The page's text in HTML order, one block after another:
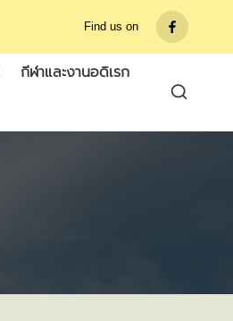
Find us on
รายการ
เมนู
กีฬาและงานอดิเรก